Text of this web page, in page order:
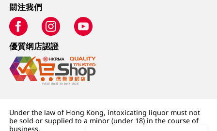
關注我們
優質纲店認證
Under the law of Hong Kong, intoxicating liquor must not
be sold or supplied to a minor (under 18) in the course of
business.